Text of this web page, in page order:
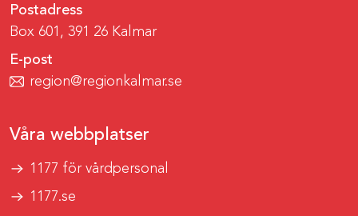
Postadress
Box 601, 391 26 Kalmar
E-post
region@regionkalmar.se
Våra webbplatser
1177 för vårdpersonal
1177.se